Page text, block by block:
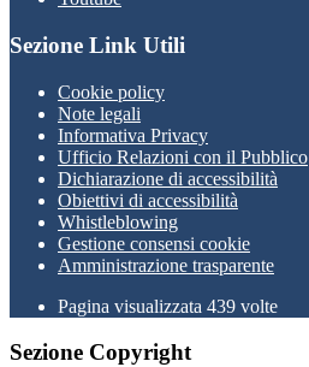
Sezione Link Utili
Cookie policy
Note legali
Informativa Privacy
Ufficio Relazioni con il Pubblico
Dichiarazione di accessibilità
Obiettivi di accessibilità
Whistleblowing
Gestione consensi cookie
Amministrazione trasparente
Pagina visualizzata 439 volte
Sezione Copyright